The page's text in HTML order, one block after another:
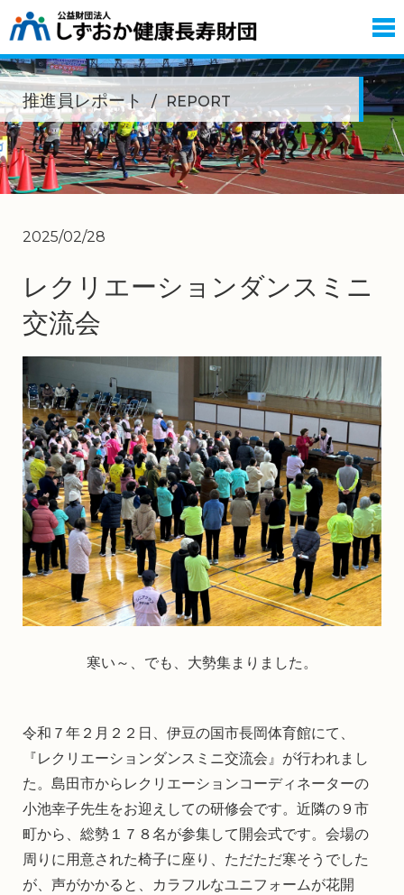
推進員レポート REPORT
2025/02/28
レクリエーションダンスミニ
交流会
寒い～、でも、大勢集まりました。
令和７年２月２２日、伊豆の国市長岡体育館にて、
『レクリエーションダンスミニ交流会』が行われまし
た。島田市からレクリエーションコーディネーターの
小池幸子先生をお迎えしての研修会です。近隣の９市
町から、総勢１７８名が参集して開会式です。会場の
周りに用意された椅子に座り、ただただ寒そうでした
が、声がかかると、カラフルなユニフォームが花開